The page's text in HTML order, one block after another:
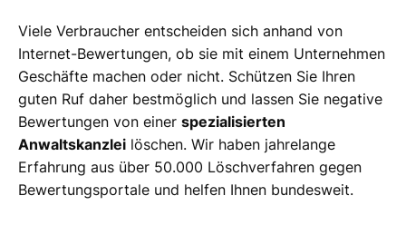
Viele Verbraucher entscheiden sich anhand von
Internet-Bewertungen, ob sie mit einem Unternehmen
Geschäfte machen oder nicht. Schützen Sie Ihren
guten Ruf daher bestmöglich und lassen Sie negative
Bewertungen von einer spezialisierten
Anwaltskanzlei löschen. Wir haben jahrelange
Erfahrung aus über 50.000 Löschverfahren gegen
Bewertungsportale und helfen Ihnen bundesweit.